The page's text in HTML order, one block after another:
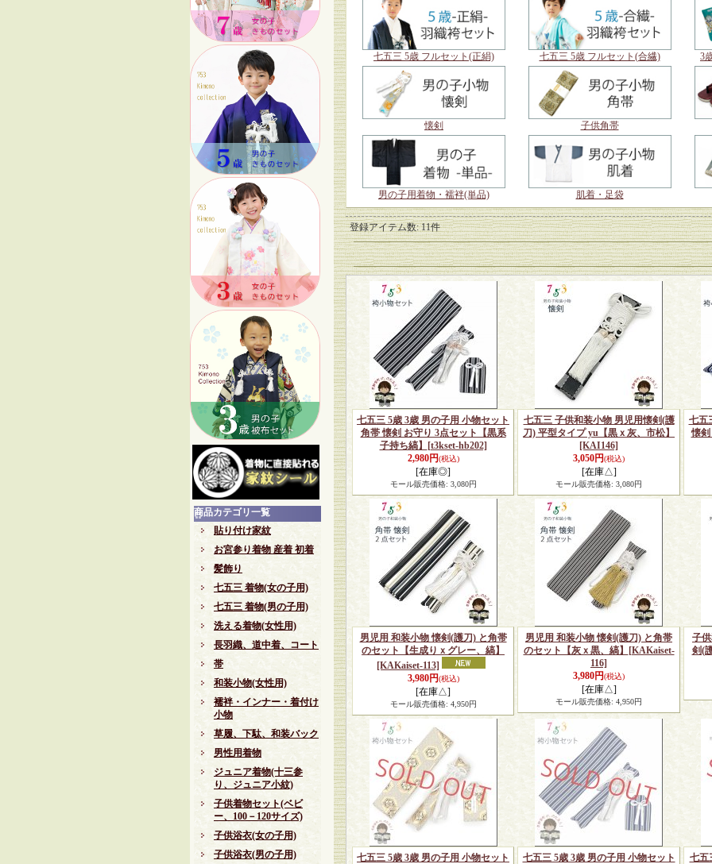
商品カテゴリ一覧
貼り付け家紋
お宮参り着物 産着 初着
髪飾り
七五三 着物(女の子用)
七五三 着物(男の子用)
洗える着物(女性用)
長羽織、道中着、コート
帯
和装小物(女性用)
襦袢・インナー・着付け
小物
草履、下駄、和装バック
男性用着物
ジュニア着物(十三参
り、ジュニア小紋)
子供着物セット(ベビ
ー、100－120サイズ)
子供浴衣(女の子用)
子供浴衣(男の子用)
七五三 5歳 フルセット(正絹) 七五三 5歳 フルセット(合繊) 3
懐剣 子供角帯
男の子用着物・襦袢(単品) 肌着・足袋
登録アイテム数:11件
七五三 5歳 3歳 男の子用 小物セット
角帯 懐剣 お守り 3点セット【黒系
子持ち縞】
[t3kset-hb202]
2,980円(税込)
[在庫◎]
モール販売価格: 3,080円
七五三 子供和装小物 男児用懐剣(護
刀) 平型タイプ yu【黒ｘ灰、市松】
[KAI146]
3,050円(税込)
[在庫△]
モール販売価格: 3,080円
七五
懐剣
男児用 和装小物 懐剣(護刀) と角帯
のセット【生成りｘグレー、縞】
[KAKaiset-113]
3,980円(税込)
[在庫△]
モール販売価格: 4,950円
男児用 和装小物 懐剣(護刀) と角帯
のセット【灰ｘ黒、縞】
[KAKaiset-
116]
3,980円(税込)
[在庫△]
モール販売価格: 4,950円
子
剣(
七五三 5歳 3歳 男の子用 小物セット
七五三 5歳 3歳 男の子用 小物セット
七五